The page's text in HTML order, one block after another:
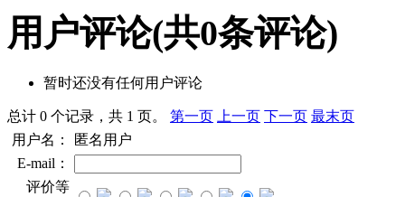
用户评论(共0条评论)
暂时还没有任何用户评论
总计 0 个记录，共 1 页。 第一页 上一页 下一页 最末页
用户名：
匿名用户
E-mail：
评价等